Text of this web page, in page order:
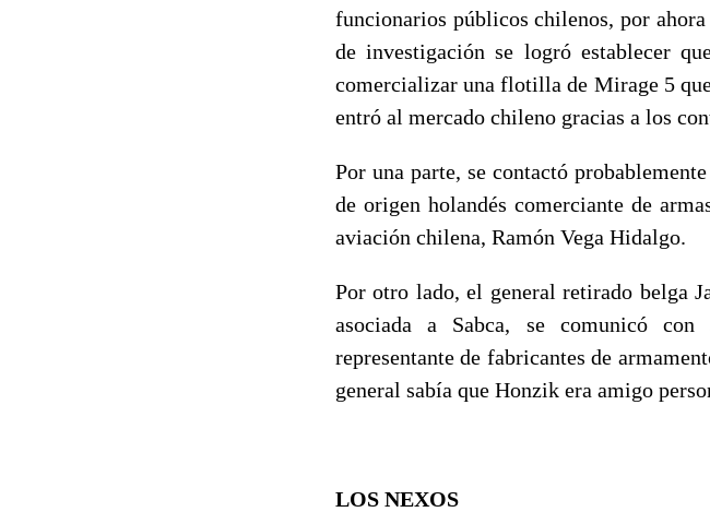
funcionarios públicos chilenos, por
de investigación se logró establecer
comercializar una flotilla de Mirage 5
entró al mercado chileno gracias a los
Por una parte, se contactó
de origen holandés comerciante de
aviación chilena, Ramón Vega Hidalgo.
Por otro lado, el general retirado belga
asociada a Sabca, se comunicó
representante de fabricantes de
general sabía que Honzik era amigo
LOS NEXOS